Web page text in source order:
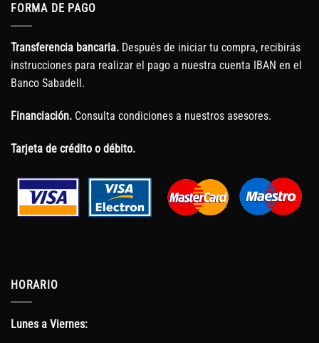
FORMA DE PAGO
Transferencia bancaria. Después de iniciar tu compra, recibirás
instrucciones para realizar el pago a nuestra cuenta IBAN en el
Banco Sabadell.
Financiación. Consulta condiciones a nuestros asesores.
Tarjeta de crédito o débito.
HORARIO
Lunes a Viernes: